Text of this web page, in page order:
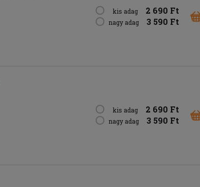
kis adag 2 690 Ft
nagy adag 3 590 Ft
kis adag 2 690 Ft
nagy adag 3 590 Ft